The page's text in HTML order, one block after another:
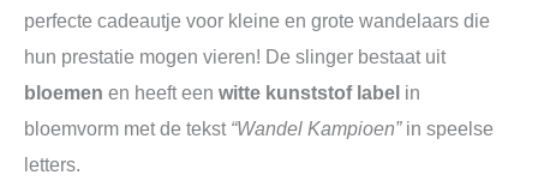
perfecte cadeautje voor kleine en grote wandelaars die
hun prestatie mogen vieren! De slinger bestaat uit
bloemen en heeft een witte kunststof label in
bloemvorm met de tekst “Wandel Kampioen”in speelse
letters.